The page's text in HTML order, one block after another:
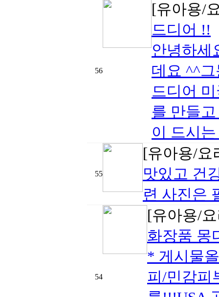
56
[유아용/
드디어 !!
안녕하세
데요 ^^
드디어
를 만들
이 드시
55
[유아용/
맛있고 건
련 사진은
54
[유아용/
화장품 몽
* 게시물
피/민감피